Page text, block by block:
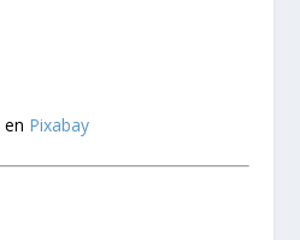
en Pixabay